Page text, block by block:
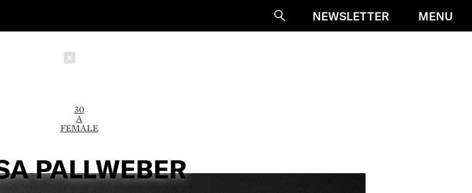
SucheNEWSLETTER MENU
30
A
FEMALE
PALLWEBER